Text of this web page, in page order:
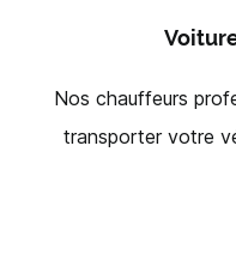
Nos chauffeurs
transporter votre